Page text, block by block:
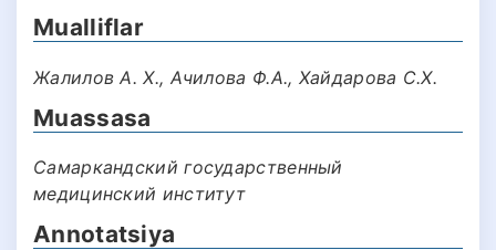
Mualliflar
Жалилов А. Х., Ачилова Ф.А., Хайдарова С.Х.
Muassasa
Самаркандский государственный
медицинский институт
Annotatsiya